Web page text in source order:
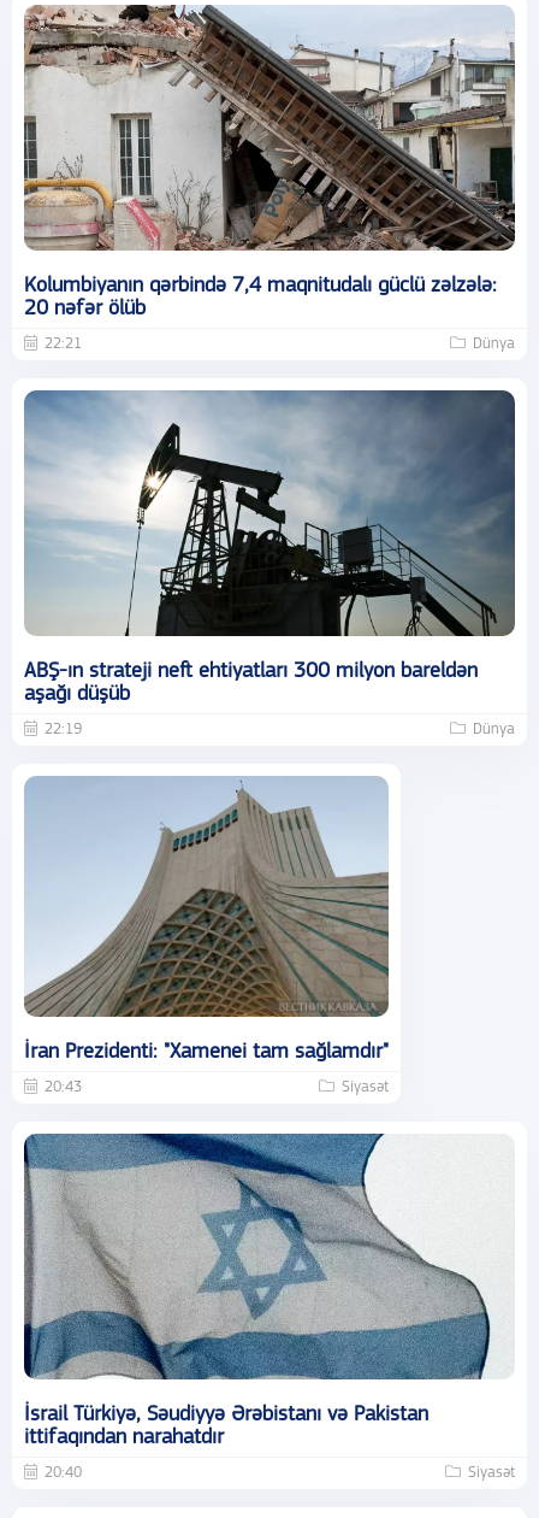
Kolumbiyanın qərbində 7,4 maqnitudalı güclü zəlzələ:
20 nəfər ölüb
22:21 Dünya
ABŞ-ın strateji neft ehtiyatları 300 milyon bareldən
aşağı düşüb
22:19 Dünya
İran Prezidenti: "Xamenei tam sağlamdır"
20:43 Siyasət
İsrail Türkiyə, Səudiyyə Ərəbistanı və Pakistan
ittifaqından narahatdır
20:40 Siyasət